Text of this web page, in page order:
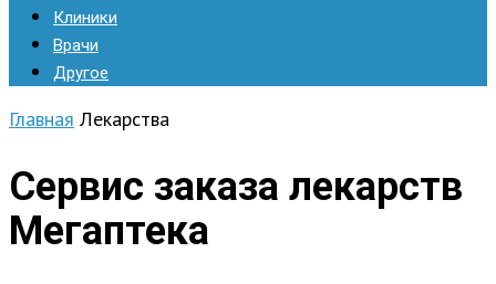
Клиники
Врачи
Другое
Главная Лекарства
Сервис заказа лекарств
Мегаптека